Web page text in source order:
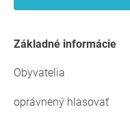
Základné informácie
Obyvatelia
oprávnený hlasovať